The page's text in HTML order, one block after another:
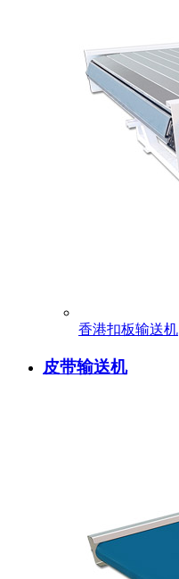
香港扣板输送机
皮带输送机